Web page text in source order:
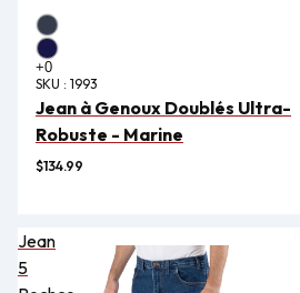
SKU : 1993
Jean à Genoux Doublés Ultra-
Robuste - Marine
$134.99
Jean
5